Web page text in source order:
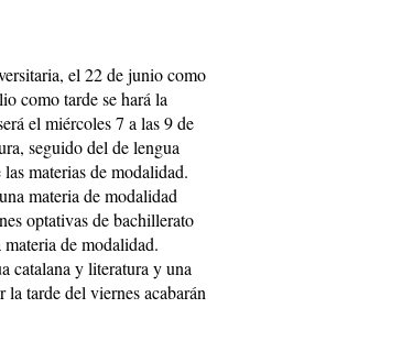
el 22 de junio como
como tarde se hará la
el miércoles 7 a las 9 de
seguido del de lengua
materias de modalidad.
materia de modalidad
optativas de bachillerato
de modalidad.
catalana y literatura y una
tarde del viernes acabarán